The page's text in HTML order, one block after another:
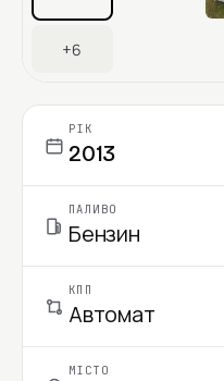
+6
РІК
2013
ПАЛИВО
Бензин
КПП
Автомат
МІСТО